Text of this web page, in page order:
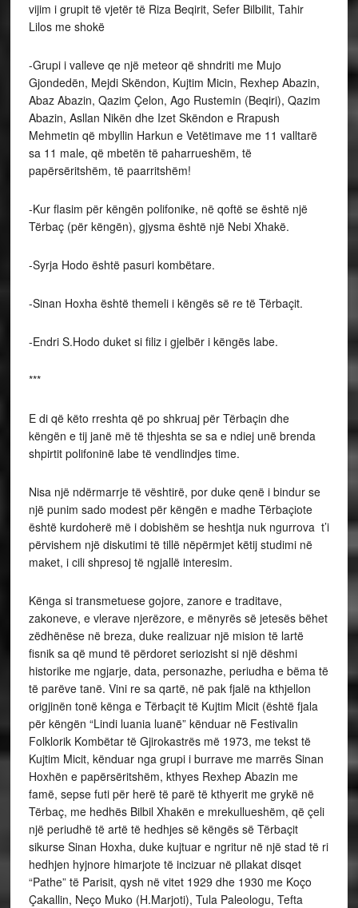
vijim i grupit të vjetër të Riza Beqirit, Sefer Bilbilit, Tahir
Lilos me shokë
-Grupi i valleve qe një meteor që shndriti me Mujo
Gjondedën, Mejdi Skëndon, Kujtim Micin, Rexhep Abazin,
Abaz Abazin, Qazim Çelon, Ago Rustemin (Beqiri), Qazim
Abazin, Asllan Nikën dhe Izet Skëndon e Rrapush
Mehmetin që mbyllin Harkun e Vetëtimave me 11 valltarë
sa 11 male, që mbetën të paharrueshëm, të
papërsëritshëm, të paarritshëm!
-Kur flasim për këngën polifonike, në qoftë se është një
Tërbaç (për këngën), gjysma është një Nebi Xhakë.
-Syrja Hodo është pasuri kombëtare.
-Sinan Hoxha është themeli i këngës së re të Tërbaçit.
-Endri S.Hodo duket si filiz i gjelbër i këngës labe.
***
E di që këto rreshta që po shkruaj për Tërbaçin dhe
këngën e tij janë më të thjeshta se sa e ndiej unë brenda
shpirtit polifoninë labe të vendlindjes time.
Nisa një ndërmarrje të vështirë, por duke qenë i bindur se
një punim sado modest për këngën e madhe Tërbaçiote
është kurdoherë më i dobishëm se heshtja nuk ngurrova t’i
përvishem një diskutimi të tillë nëpërmjet këtij studimi në
maket, i cili shpresoj të ngjallë interesim.
Kënga si transmetuese gojore, zanore e traditave,
zakoneve, e vlerave njerëzore, e mënyrës së jetesës bëhet
zëdhënëse në breza, duke realizuar një mision të lartë
fisnik sa që mund të përdoret seriozisht si një dëshmi
historike me ngjarje, data, personazhe, periudha e bëma të
të parëve tanë. Vini re sa qartë, në pak fjalë na kthjellon
origjinën tonë kënga e Tërbaçit të Kujtim Micit (është fjala
për këngën “Lindi luania luanë” kënduar në Festivalin
Folklorik Kombëtar të Gjirokastrës më 1973, me tekst të
Kujtim Micit, kënduar nga grupi i burrave me marrës Sinan
Hoxhën e papërsëritshëm, kthyes Rexhep Abazin me
famë, sepse futi për herë të parë të kthyerit me grykë në
Tërbaç, me hedhës Bilbil Xhakën e mrekullueshëm, që çeli
një periudhë të artë të hedhjes së këngës së Tërbaçit
sikurse Sinan Hoxha, duke kujtuar e ngritur në një stad të ri
hedhjen hyjnore himarjote të incizuar në pllakat disqet
“Pathe” të Parisit, qysh në vitet 1929 dhe 1930 me Koço
Çakallin, Neço Muko (H.Marjoti), Tula Paleologu, Tefta